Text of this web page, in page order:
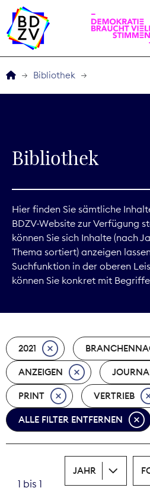
Service
Nova
Print
Bibliothek
Bibliothek
Hier finden Sie sämtliche
BDZV-Website zur Verfügung
können Sie sich Inhalte (nach
Thema sortiert) anzeigen
Suchfunktion in der oberen
können Sie konkret mit
2021
ANZEIGEN
PRINT VERTRIEB
ALLE FILTER ENTFERNEN
1 bis 1
JAHR